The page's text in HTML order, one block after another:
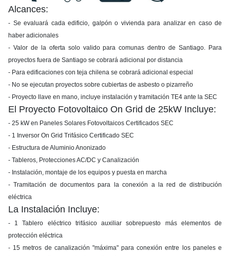
Alcances:
- Se evaluará cada edificio, galpón o vivienda para analizar en caso de
haber adicionales
- Valor de la oferta solo valido para comunas dentro de Santiago. Para
proyectos fuera de Santiago se cobrará adicional por distancia
- Para edificaciones con teja chilena se cobrará adicional especial
- No se ejecutan proyectos sobre cubiertas de asbesto o pizarreño
- Proyecto llave en mano, incluye instalación y tramitación TE4 ante la SEC
El Proyecto Fotovoltaico On Grid de 25kW Incluye:
- 25 kW en Paneles Solares Fotovoltaicos Certificados SEC
- 1 Inversor On Grid Trifásico Certificado SEC
- Estructura de Aluminio Anonizado
- Tableros, Protecciones AC/DC y Canalización
- Instalación, montaje de los equipos y puesta en marcha
- Tramitación de documentos para la conexión a la red de distribución
eléctrica
La Instalación Incluye:
- 1 Tablero eléctrico trifásico auxiliar sobrepuesto más elementos de
protección eléctrica
- 15 metros de canalización "máxima" para conexión entre los paneles e